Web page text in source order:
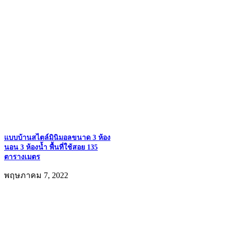
แบบบ้านสไตล์มินิมอลขนาด 3 ห้อง
นอน 3 ห้องน้ำ พื้นที่ใช้สอย 135
ตารางเมตร
พฤษภาคม 7, 2022